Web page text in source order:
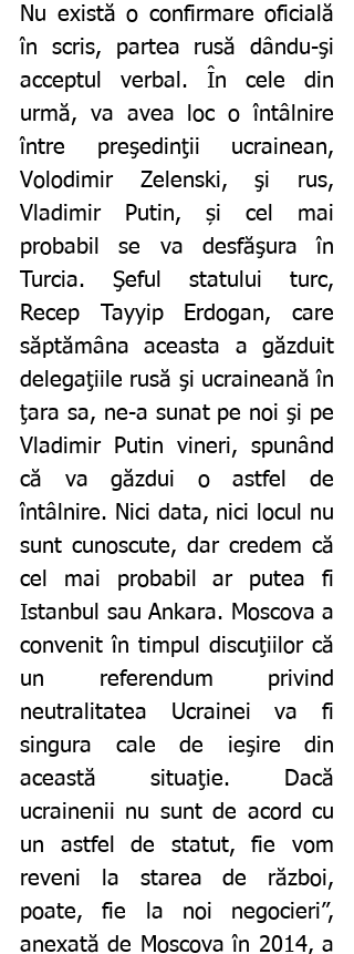
Nu există o confirmare oficială
în scris, partea rusă dându-şi
acceptul verbal. În cele din
urmă, va avea loc o întâlnire
între preşedinţii ucrainean,
Volodimir Zelenski, şi rus,
Vladimir Putin, și cel mai
probabil se va desfăşura în
Turcia. Şeful statului turc,
Recep Tayyip Erdogan, care
săptămâna aceasta a găzduit
delegaţiile rusă şi ucraineană în
ţara sa, ne-a sunat pe noi şi pe
Vladimir Putin vineri, spunând
că va găzdui o astfel de
întâlnire. Nici data, nici locul nu
sunt cunoscute, dar credem că
cel mai probabil ar putea fi
Istanbul sau Ankara. Moscova a
convenit în timpul discuţiilor că
un referendum privind
neutralitatea Ucrainei va fi
singura cale de ieşire din
această situaţie. Dacă
ucrainenii nu sunt de acord cu
un astfel de statut, fie vom
reveni la starea de război,
poate, fie la noi negocieri”,
anexată de Moscova în 2014, a